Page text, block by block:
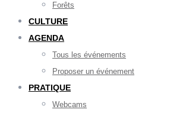
Forêts
CULTURE
AGENDA
Tous les événements
Proposer un événement
PRATIQUE
Webcams